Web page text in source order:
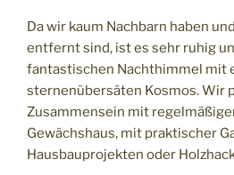
Da wir kaum Nachbarn haben
entfernt sind, ist es sehr ruhig
fantastischen Nachthimmel mit
sternenübersäten Kosmos. Wir
Zusammensein mit
Gewächshaus, mit praktischer
Hausbauprojekten oder